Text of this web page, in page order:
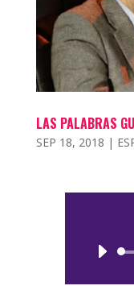
LAS PALABRAS
SEP 18, 2018 |